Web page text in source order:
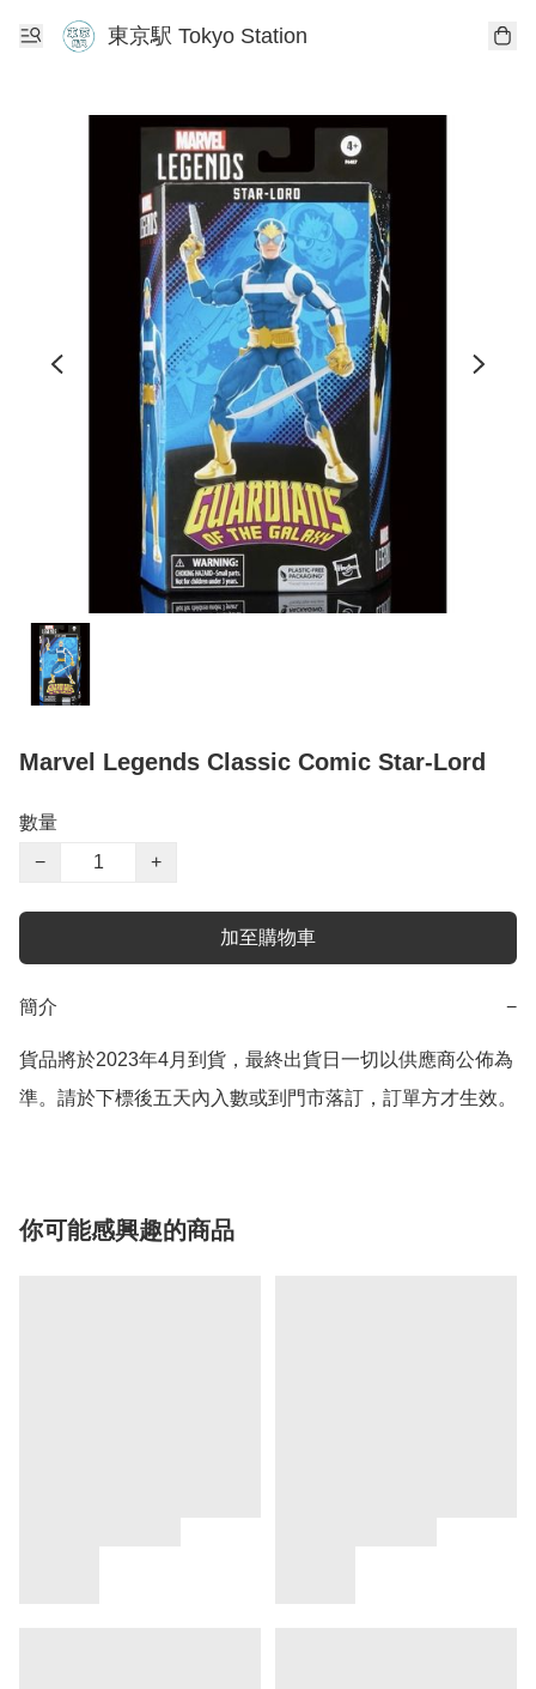
東京駅 Tokyo Station
Marvel Legends Classic Comic Star-Lord
數量
−
+
加至購物車
簡介 −
貨品將於2023年4月到貨，最終出貨日一切以供應商公佈為
準。請於下標後五天內入數或到門市落訂，訂單方才生效。
你可能感興趣的商品